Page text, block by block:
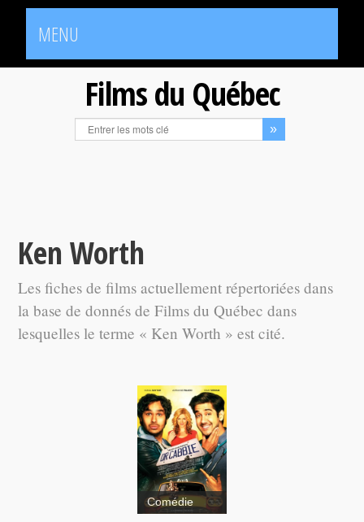
MENU
Films du Québec
Ken Worth
Les fiches de films actuellement répertoriées dans
la base de donnés de Films du Québec dans
lesquelles le terme « Ken Worth » est cité.
Comédie